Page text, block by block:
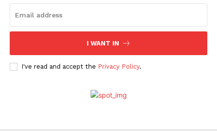
I WANT IN
I've read and accept the Privacy Policy.